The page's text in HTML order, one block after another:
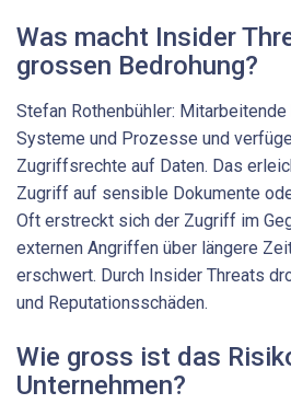
Was macht Insider
grossen Bedrohung?
Stefan Rothenbühler:
Systeme und Prozesse und
Zugriffsrechte auf Daten. Das
Zugriff auf sensible Dokumente
Oft erstreckt sich der Zugriff im
externen Angriffen über längere
erschwert. Durch Insider ­Threats
und Reputationsschäden.
Wie gross ist das
Unternehmen?